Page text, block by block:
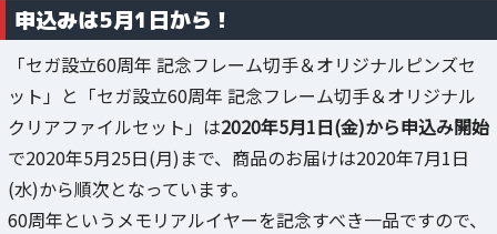
申込みは5月1日から！
「セガ設立60周年 記念フレーム切手＆オリジナルピンズセ
ット」と「セガ設立60周年 記念フレーム切手＆オリジナル
クリアファイルセット」は2020年5月1日(金)から申込み開始
で2020年5月25日(月)まで、商品のお届けは2020年7月1日
(水)から順次となっています。
60周年というメモリアルイヤーを記念すべき一品ですので、